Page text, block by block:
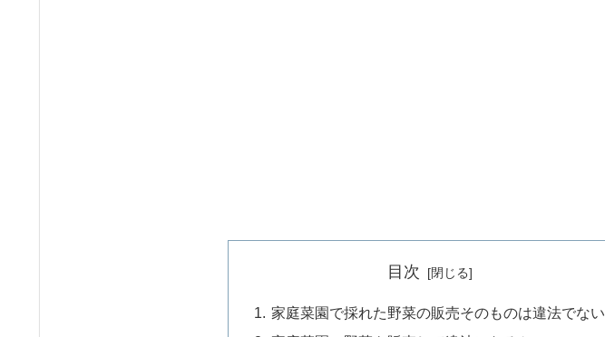
目次
家庭菜園で採れた野菜の販売そのものは違法でない